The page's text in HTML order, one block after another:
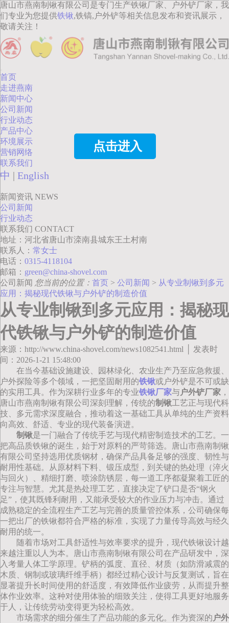
点击进入
唐山市燕南制锹有限公司是专门生产铁锹厂家、户外铲厂家，我
们专业为您提供铁锹,铁镐,户外铲等相关信息发布和资讯展示，
敬请关注！
首页
走进燕南
新闻中心
公司新闻
行业动态
产品中心
环境展示
营销网络
联系我们
中 | English
新闻资讯 NEWS
公司新闻
行业动态
联系我们 CONTACT
地址：河北省唐山市滦南县城东王土村南
联系人： 常女士
电话： 0315-4118104
邮箱： green@china-shovel.com
公司新闻 您当前的位置： 首页 > 公司新闻 > 从专业制锹到多元
应用：揭秘现代铁锹与户外铲的制造价值
从专业制锹到多元应用：揭秘现
代铁锹与户外铲的制造价值
来源：http://www.china-shovel.com/news1082541.html │ 发表时
间：2026-1-21 15:48:00
在当今基础设施建设、园林绿化、农业生产乃至应急救援、
户外探险等多个领域，一把坚固耐用的铁锹或户外铲是不可或缺
的实用工具。作为深耕行业多年的专业铁锹厂家与 户外铲厂家 ，
唐山市燕南制锹有限公司深刻理解，传统的制锹工艺正与现代科
技、多元需求深度融合，推动着这一基础工具从单纯的生产资料
向高效、舒适、专业的现代装备演进。
制锹是一门融合了传统手艺与现代精密制造技术的工艺。一
把高品质铁锹的诞生，始于对原料的严苛筛选。唐山市燕南制锹
有限公司坚持选用优质钢材，确保产品具备足够的强度、韧性与
耐用性基础。从原材料下料、锻压成型，到关键的热处理（淬火
与回火）、精细打磨、喷涂防锈层，每一道工序都凝聚着工匠的
专注与智慧。尤其是热处理工艺，直接决定了铲口是否“钢火
足”，使其既锋利耐用，又能承受较大的作业压力与冲击。通过
成熟稳定的全流程生产工艺与完善的质量管控体系，公司确保每
一把出厂的铁锹都符合严格的标准，实现了力量传导高效与经久
耐用的统一。
随着市场对工具舒适性与效率要求的提升，现代铁锹设计越
来越注重以人为本。唐山市燕南制锹有限公司在产品研发中，深
入考量人体工学原理。铲柄的弧度、直径、材质（如防滑减震的
木质、钢制或玻璃纤维手柄）都经过精心设计与反复测试，旨在
显著提升长时间使用的舒适度，有效降低作业疲劳，从而提升整
体作业效率。这种对使用体验的细致关注，使得工具更好地服务
于人，让传统劳动变得更为轻松高效。
市场需求的细分催生了产品功能的多元化。作为资深的 户外